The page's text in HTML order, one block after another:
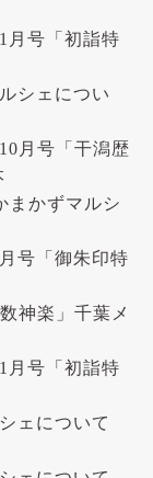
号「初詣特
シェについ
月号「干潟歴
かずマルシ
号「御朱印特
神楽」千葉メ
号「初詣特
ェについて